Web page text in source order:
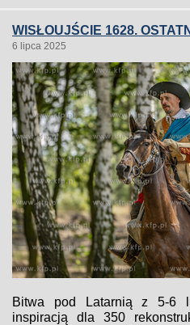
WISŁOUJŚCIE 1628.
6 lipca 2025
Bitwa pod Latarnią z 5-6
inspiracją dla 350